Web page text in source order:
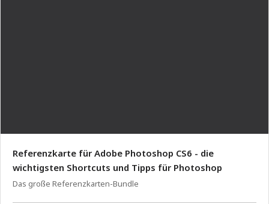
Referenzkarte für Adobe Photoshop CS6 - die
wichtigsten Shortcuts und Tipps für Photoshop
Das große Referenzkarten-Bundle